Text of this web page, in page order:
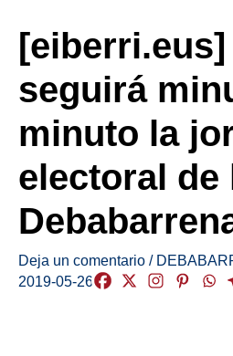
[eiberri.eus]
seguirá
minuto la
electoral de
Deja un comentario /
2019-05-26